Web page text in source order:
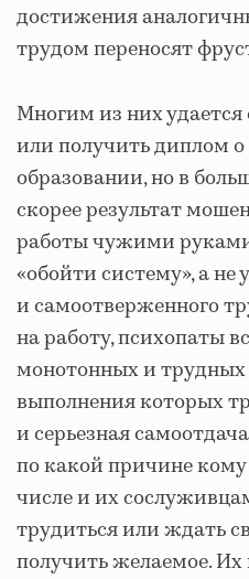
достижения
трудом переносят
Многим из них
или получить диплом
образовании, но в
скорее результат
работы чужими
«обойти систему», а не
и самоотверженного
на работу, психопаты
монотонных и трудных
выполнения которых
и серьезная
по какой причине
числе и их
трудиться или ждать
получить желаемое. Их